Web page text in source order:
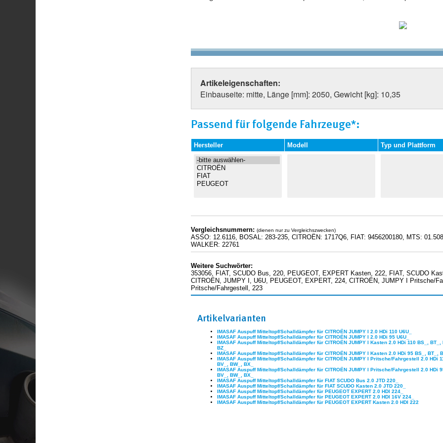
Artikeleigenschaften:
Einbauseite: mitte, Länge [mm]: 2050, Gewicht [kg]: 10,35
Passend für folgende Fahrzeuge*:
Hersteller Modell Typ und Plattform
Vergleichsnummern: (dienen nur zu Vergleichszwecken)
ASSO: 12.6116, BOSAL: 283-235, CITROËN: 1717Q6, FIAT: 9456200180, MTS:
WALKER: 22761
Weitere Suchwörter:
353056, FIAT, SCUDO Bus, 220, PEUGEOT, EXPERT Kasten, 222, FIAT, SCUDO
CITROËN, JUMPY I, U6U, PEUGEOT, EXPERT, 224, CITROËN, JUMPY I Pritsche/
Pritsche/Fahrgestell, 223
Artikelvarianten
IMASAF Auspuff Mitteltopf/Schalldämpfer für CITROËN JUMPY I 2.0 HDi 110 U6U_
IMASAF Auspuff Mitteltopf/Schalldämpfer für CITROËN JUMPY I 2.0 HDi 95 U6U_
IMASAF Auspuff Mitteltopf/Schalldämpfer für CITROËN JUMPY I Kasten 2.0 HDi 110 BS_, BT_,
BZ_
IMASAF Auspuff Mitteltopf/Schalldämpfer für CITROËN JUMPY I Kasten 2.0 HDi 95 BS_, BT_,
IMASAF Auspuff Mitteltopf/Schalldämpfer für CITROËN JUMPY I Pritsche/Fahrgestell 2.0 HDi
BV_, BW_, BX_
IMASAF Auspuff Mitteltopf/Schalldämpfer für CITROËN JUMPY I Pritsche/Fahrgestell 2.0 HDi
BV_, BW_, BX_
IMASAF Auspuff Mitteltopf/Schalldämpfer für FIAT SCUDO Bus 2.0 JTD 220_
IMASAF Auspuff Mitteltopf/Schalldämpfer für FIAT SCUDO Kasten 2.0 JTD 220_
IMASAF Auspuff Mitteltopf/Schalldämpfer für PEUGEOT EXPERT 2.0 HDI 224_
IMASAF Auspuff Mitteltopf/Schalldämpfer für PEUGEOT EXPERT 2.0 HDI 16V 224_
IMASAF Auspuff Mitteltopf/Schalldämpfer für PEUGEOT EXPERT Kasten 2.0 HDI 222